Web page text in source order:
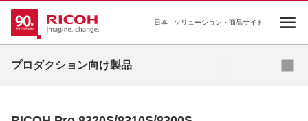
日本 - ソリューション・商品サイト
プロダクション向け製品
オンデマンドプリンティング